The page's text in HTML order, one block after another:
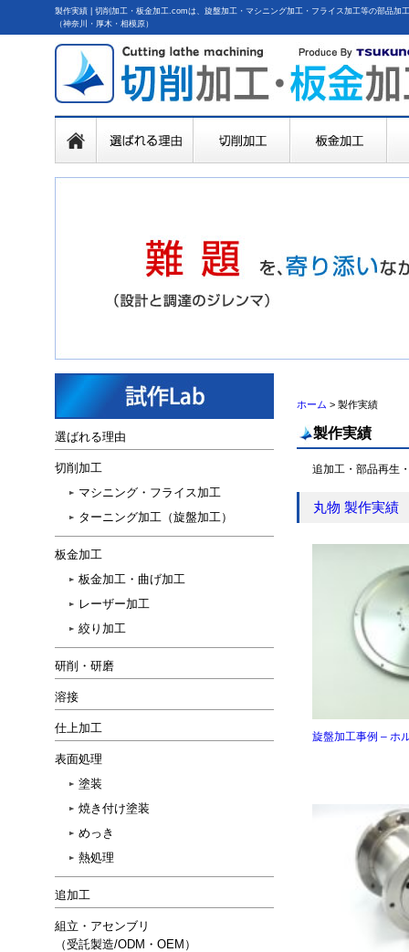
製作実績 | 切削加工・板金加工.comは、旋盤加工・マシニング加工・フライス加工等の部品
（神奈川・厚木・相模原）
ホーム > 製作実績
製作実績
追加工・部品再生
丸物 製作実績
旋盤加工事例 – ホ
選ばれる理由
切削加工
マシニング・フライス加工
ターニング加工（旋盤加工）
板金加工
板金加工・曲げ加工
レーザー加工
絞り加工
研削・研磨
溶接
仕上加工
表面処理
塗装
焼き付け塗装
めっき
熱処理
追加工
組立・アセンブリ
（受託製造/ODM・OEM）